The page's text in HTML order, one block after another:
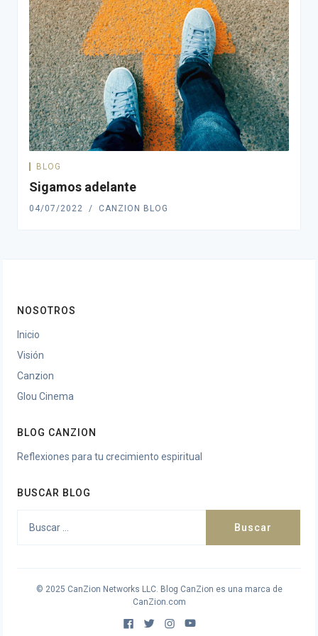
BLOG
Sigamos adelante
04/07/2022 CANZION BLOG
NOSOTROS
Inicio
Visión
Canzion
Glou Cinema
BLOG CANZION
Reflexiones para tu crecimiento espiritual
BUSCAR BLOG
© 2025 CanZion Networks LLC. Blog CanZion es una marca de
CanZion.com
Facebook
TwitterInstagram
Youtube